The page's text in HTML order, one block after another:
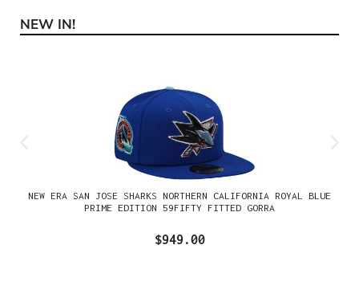
Omitir la galería de productos
NEW IN!
NEW ERA SAN JOSE SHARKS NORTHERN CALIFORNIA ROYAL BLUE
PRIME EDITION 59FIFTY FITTED GORRA
$949.00